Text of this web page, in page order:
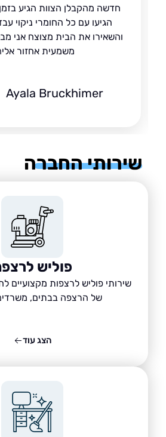
חדשה מהקבלן הצוות הגיע בזמן תקתק
הגיעו עם כל החומרי ניקוי עבדו יסודי
והשאירו את הבית מצוצח אני מבסוטה
משמעית אחזור אליהם
Ayala Bruckhimer
החברה
פוליש לרצפה
שירותי פוליש לרצפות מקצועיים לחידוש
של הרצפה בבתים, משרדים